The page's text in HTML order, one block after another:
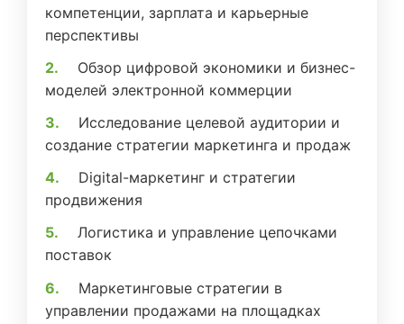
компетенции, зарплата и карьерные
перспективы
Обзор цифровой экономики и бизнес-
моделей электронной коммерции
Исследование целевой аудитории и
создание стратегии маркетинга и продаж
Digital-маркетинг и стратегии
продвижения
Логистика и управление цепочками
поставок
Маркетинговые стратегии в
управлении продажами на площадках